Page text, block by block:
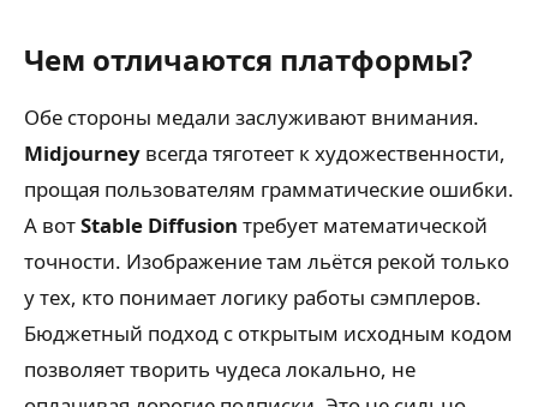
Чем отличаются платформы?
Обе стороны медали заслуживают внимания.
Midjourney всегда тяготеет к художественности,
прощая пользователям грамматические ошибки.
А вотStable Diffusion требует математической
точности. Изображение там льётся рекой только
у тех, кто понимает логику работы сэмплеров.
Бюджетный подход с открытым исходным кодом
позволяет творить чудеса локально, не